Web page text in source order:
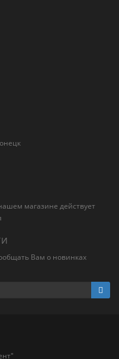
магазине действует
Вам о новинках